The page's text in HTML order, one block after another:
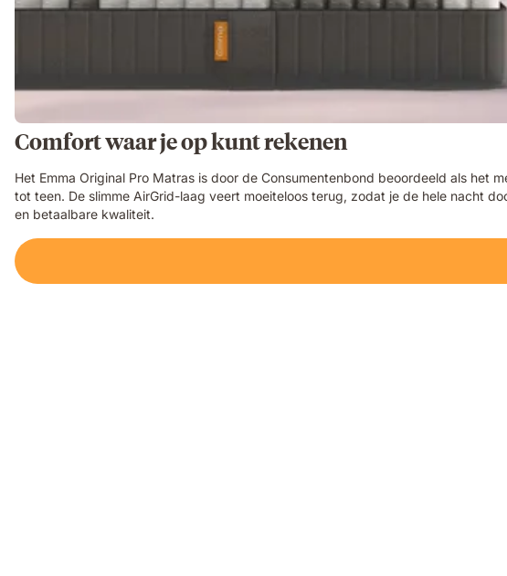
Comfort waar je op kunt rekenen
Het Emma Original Pro Matras is door de Consumentenbond beoordeeld als het
tot teen. De slimme AirGrid-laag veert moeiteloos terug, zodat je de hele nacht
en betaalbare kwaliteit.